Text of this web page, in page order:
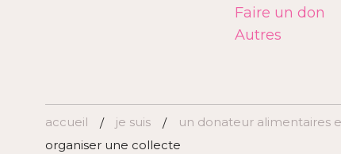
Faire un don
Autres
accueil / je suis / un donateur alimentaires
organiser une collecte